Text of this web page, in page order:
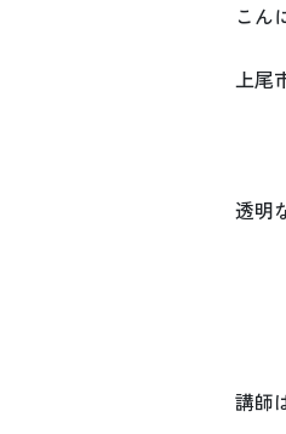
こん
上尾
透明
講師